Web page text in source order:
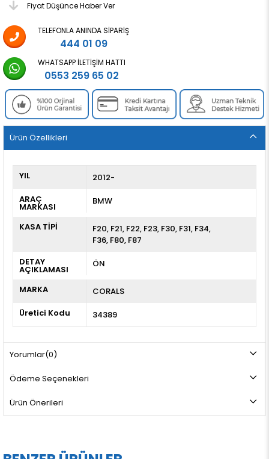
Fiyat Düşünce Haber Ver
TELEFONLA ANINDA SIPARIŞ
444 01 09
WHATSAPP İLETIŞIM HATTI
0553 259 65 02
Ürün Özellikleri
YIL
2012-
ARAÇ
MARKASI
BMW
KASA TİPİ F20 F21 F22 F23 F30 F31 F34
F36 F80 F87
DETAY
AÇIKLAMASI
ÖN
MARKA
CORALS
Üretici Kodu
34389
Yorumlar(0)
Ödeme Seçenekleri
Ürün Önerileri